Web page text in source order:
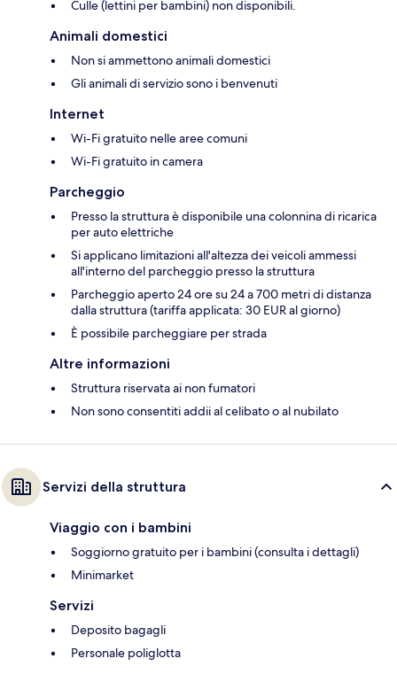
Culle (lettini per bambini) non disponibili.
Animali domestici
Non si ammettono animali domestici
Gli animali di servizio sono i benvenuti
Internet
Wi-Fi gratuito nelle aree comuni
Wi-Fi gratuito in camera
Parcheggio
Presso la struttura è disponibile una colonnina di ricarica
per auto elettriche
Si applicano limitazioni all'altezza dei veicoli ammessi
all'interno del parcheggio presso la struttura
Parcheggio aperto 24 ore su 24 a 700 metri di distanza
dalla struttura (tariffa applicata: 30 EUR al giorno)
È possibile parcheggiare per strada
Altre informazioni
Struttura riservata ai non fumatori
Non sono consentiti addii al celibato o al nubilato
Servizi della struttura
Viaggio con i bambini
Soggiorno gratuito per i bambini (consulta i dettagli)
Minimarket
Servizi
Deposito bagagli
Personale poliglotta